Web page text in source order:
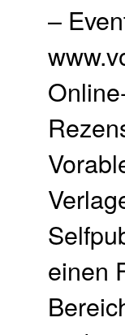
–
einen